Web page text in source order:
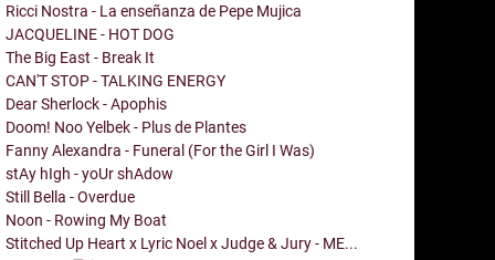
Ricci Nostra - La enseñanza de Pepe Mujica
JACQUELINE - HOT DOG
The Big East - Break It
CAN'T STOP - TALKING ENERGY
Dear Sherlock - Apophis
Doom! Noo Yelbek - Plus de Plantes
Fanny Alexandra - Funeral (For the Girl I Was)
stAy hIgh - yoUr shAdow
Still Bella - Overdue
Noon - Rowing My Boat
Stitched Up Heart x Lyric Noel x Judge & Jury - ME...